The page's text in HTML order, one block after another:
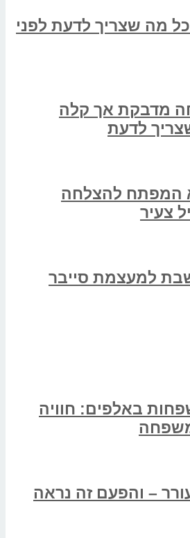
מה שצריך לדעת לפני
מדבקת אך קלה
לדעת
המפתח להצלחה
צעיר
למעצמת סייבר
באלפים: חוויה
– והפעם זה נראה